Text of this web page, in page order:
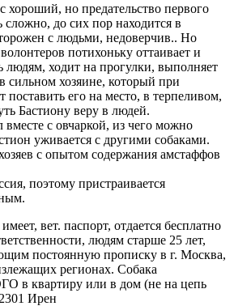
хороший, но предательство первого
сложно, до сих пор находится в
с людьми, недоверчив.. Но
потихоньку оттаивает и
людям, ходит на прогулки, выполняет
сильном хозяине, который при
поставить его на место, в терпеливом,
Бастиону веру в людей.
с овчаркой, из чего можно
уживается с другими собаками.
с опытом содержания амстаффов
поэтому пристраивается
вет. паспорт, отдается бесплатно
людям старше 25 лет,
постоянную прописку в г. Москва,
регионах. Собака
в квартиру или в дом (не на цепь
Ирен